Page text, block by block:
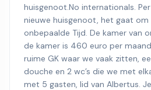
huisgenoot.No internationals. Per
nieuwe huisgenoot, het gaat om
onbepaalde Tijd. De kamer van
de kamer is 460 euro per
ruime GK waar we vaak zitten,
douche en 2 wc’s die we met
met 5 gasten, lid van Albertus.